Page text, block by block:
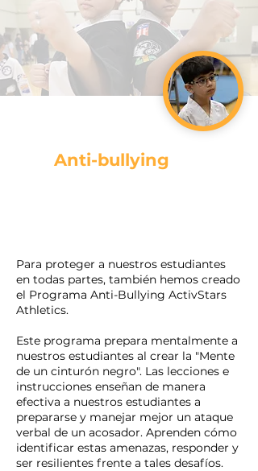
Anti-bullying
Para proteger a nuestros estudiantes
en todas partes, también hemos creado
el Programa Anti-Bullying ActivStars
Athletics.
Este programa prepara mentalmente a
nuestros estudiantes al crear la "Mente
de un cinturón negro". Las lecciones e
instrucciones enseñan de manera
efectiva a nuestros estudiantes a
prepararse y manejar mejor un ataque
verbal de un acosador. Aprenden cómo
identificar estas amenazas, responder y
ser resilientes frente a tales desafíos.